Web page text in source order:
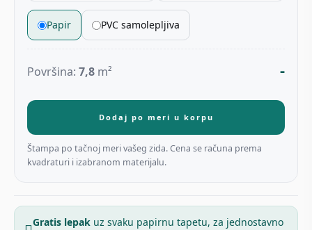
Papir PVC samolepljiva
Površina: 7,8 m² -
Dodaj po meri u korpu
Štampa po tačnoj meri vašeg zida. Cena se računa prema
kvadraturi i izabranom materijalu.
Gratis lepak uz svaku papirnu tapetu, za jednostavno